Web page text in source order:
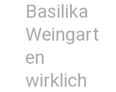
Basilika
Weingart
en
wirklich